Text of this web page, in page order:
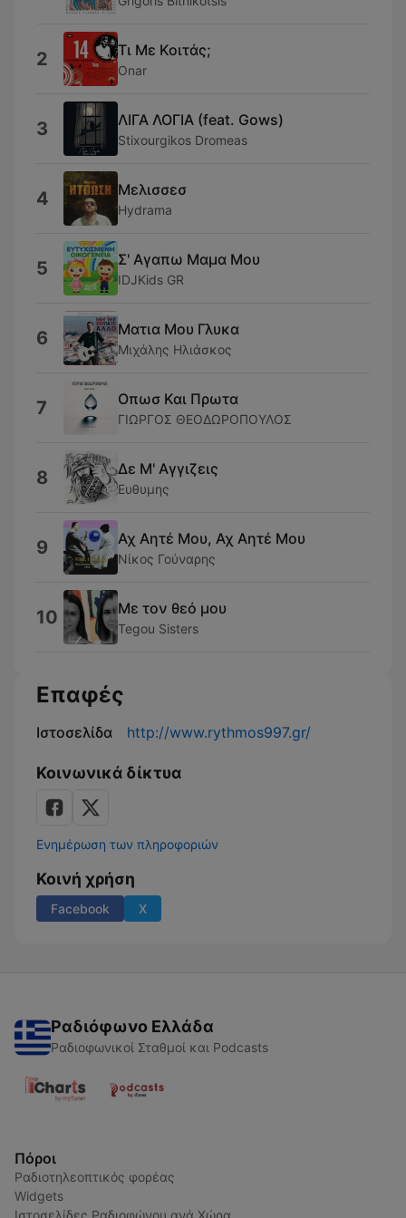
2 Τι Με Κοιτάς;
Onar
3 ΛΙΓΑ ΛΟΓΙΑ (feat. Gows)
Stixourgikos Dromeas
4 Μελισσεσ
Hydrama
5 Σ' Αγαπω Μαμα Μου
IDJKids GR
6 Ματια Μου Γλυκα
Μιχάλης Ηλιάσκος
7 Οπωσ Και Πρωτα
ΓΙΩΡΓΟΣ ΘΕΟΔΩΡΟΠΟΥΛΟΣ
8 Δε Μ' Αγγιζεις
Ευθυμης
9 Αχ Αητέ Μου, Αχ Αητέ Μου
Νίκος Γούναρης
10 Με τον θεό μου
Tegou Sisters
Επαφές
Ιστοσελίδα http://www.rythmos997.gr/
Κοινωνικά δίκτυα
Ενημέρωση των πληροφοριών
Κοινή χρήση
Facebook X
Ραδιόφωνο Ελλάδα
Ραδιοφωνικοί Σταθμοί και Podcasts
Πόροι
Ραδιοτηλεοπτικός φορέας
Widgets
Ιστοσελίδες Ραδιοφώνου ανά Χώρα